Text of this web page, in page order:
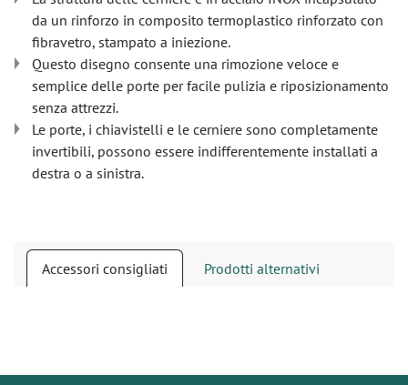
da un rinforzo in composito termoplastico rinforzato con
fibravetro, stampato a iniezione.
Questo disegno consente una rimozione veloce e
semplice delle porte per facile pulizia e riposizionamento
senza attrezzi.
Le porte, i chiavistelli e le cerniere sono completamente
invertibili, possono essere indifferentemente installati a
destra o a sinistra.
Accessori consigliati Prodotti alternativi